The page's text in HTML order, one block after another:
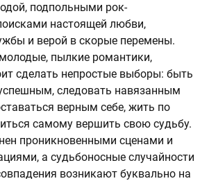
подпольными рок-
настоящей любви,
и верой в скорые перемены.
пылкие романтики,
сделать непростые выборы: быть
следовать навязанным
верным себе, жить по
самому вершить свою судьбу.
проникновенными сценами и
а судьбоносные случайности
возникают буквально на